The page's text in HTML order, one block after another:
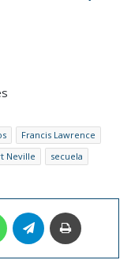
Francis Lawrence
Neville
secuela
WhatsAppTelegram